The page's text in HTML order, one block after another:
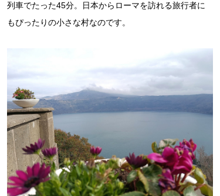
列車でたった45分。日本からローマを訪れる旅行者に
もぴったりの小さな村なのです。